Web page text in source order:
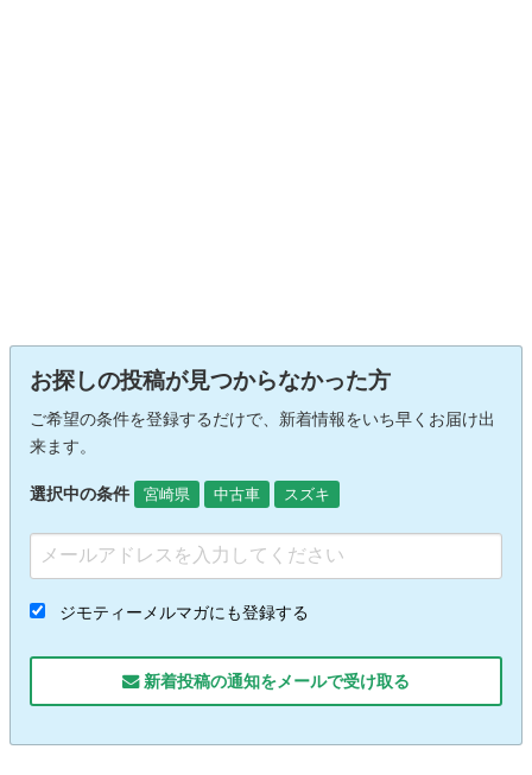
お探しの投稿が見つからなかった方
ご希望の条件を登録するだけで、新着情報をいち早くお届け出
来ます。
選択中の条件 宮崎県 中古車 スズキ
ジモティーメルマガにも登録する
新着投稿の通知をメールで受け取る